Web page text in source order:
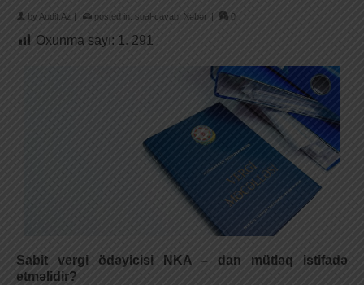
by Audit.Az | posted in: sual-cavab Xəbər | 0
Oxunma sayı: 1. 291
Sabit vergi ödəyicisi NKA – dan mütləq istifadə
etməlidir?